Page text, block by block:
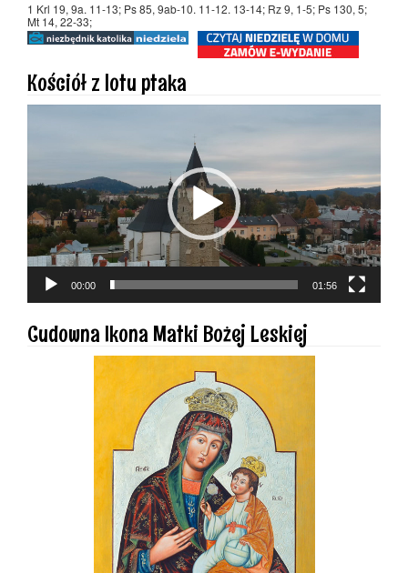
1 Krl 19, 9a. 11-13; Ps 85, 9ab-10. 11-12. 13-14; Rz 9, 1-5; Ps 130, 5;
Mt 14, 22-33;
Kościół z lotu ptaka
00:00 01:56
Cudowna Ikona Matki Bożej Leskiej